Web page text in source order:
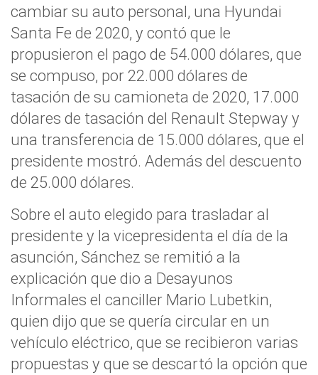
cambiar su auto personal, una Hyundai
Santa Fe de 2020, y contó que le
propusieron el pago de 54.000 dólares, que
se compuso, por 22.000 dólares de
tasación de su camioneta de 2020, 17.000
dólares de tasación del Renault Stepway y
una transferencia de 15.000 dólares, que el
presidente mostró. Además del descuento
de 25.000 dólares.
Sobre el auto elegido para trasladar al
presidente y la vicepresidenta el día de la
asunción, Sánchez se remitió a la
explicación que dio a Desayunos
Informales el canciller Mario Lubetkin,
quien dijo que se quería circular en un
vehículo eléctrico, que se recibieron varias
propuestas y que se descartó la opción que